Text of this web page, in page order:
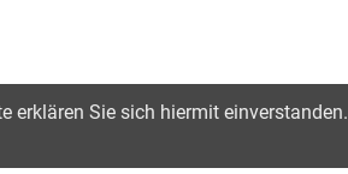
erklären Sie sich hiermit einverstanden.